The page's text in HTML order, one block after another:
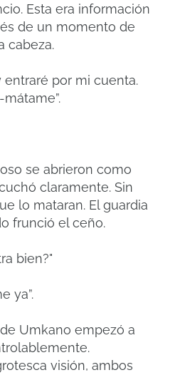
Esta era información
de un momento de
cabeza.
entraré por mi cuenta.
se abrieron como
claramente. Sin
lo mataran. El guardia
frunció el ceño.
bien?"
ya”.
Umkano empezó a
visión, ambos